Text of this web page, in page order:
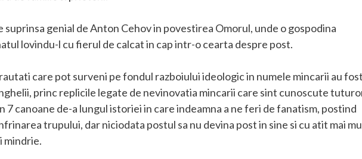
genial de Anton Cehov in povestirea Omorul, unde o gospodina
lovindu-l cu fierul de calcat in cap intr-o cearta despre post.
care pot surveni pe fondul razboiului ideologic in numele mincarii au fost
princ replicile legate de nevinovatia mincarii care sint cunoscute
7 canoane de-a lungul istoriei in care indeamna a ne feri de fanatism, postind
trupului, dar niciodata postul sa nu devina post in sine si cu atit mai
mindrie.